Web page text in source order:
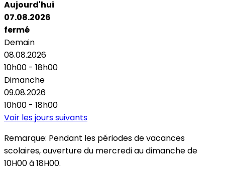
Aujourd'hui
07.08.2026
fermé
Demain
08.08.2026
10h00 - 18h00
Dimanche
09.08.2026
10h00 - 18h00
Voir les jours suivants
Remarque: Pendant les périodes de vacances
scolaires, ouverture du mercredi au dimanche de
10H00 à 18H00.